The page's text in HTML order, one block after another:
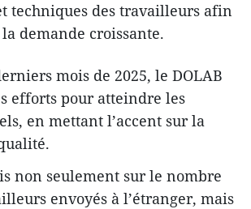
techniques des travailleurs afin
demande croissante.
mois de 2025, le DOLAB
efforts pour atteindre les
en mettant l’accent sur la
non seulement sur le nombre
envoyés à l’étranger, mais